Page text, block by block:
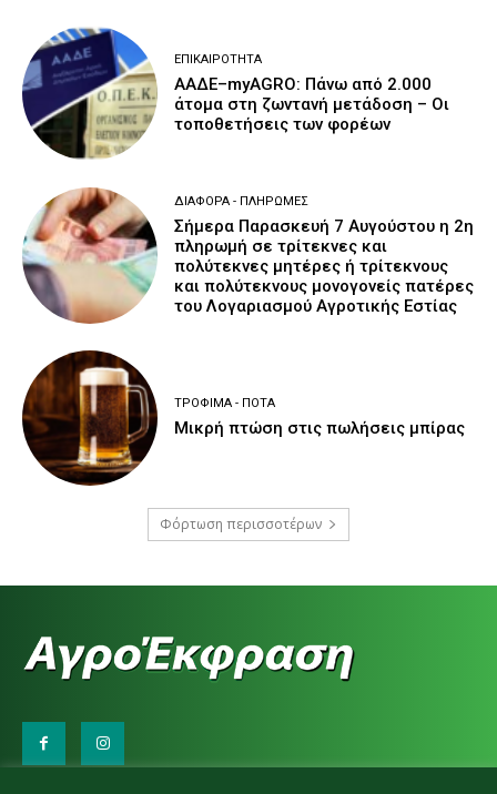
ΕΠΙΚΑΙΡΌΤΗΤΑ
ΑΑΔΕ–myAGRO: Πάνω από 2.000
άτομα στη ζωντανή μετάδοση – Οι
τοποθετήσεις των φορέων
ΔΙΆΦΟΡΑ - ΠΛΗΡΩΜΈΣ
Σήμερα Παρασκευή 7 Αυγούστου η 2η
πληρωμή σε τρίτεκνες και
πολύτεκνες μητέρες ή τρίτεκνους
και πολύτεκνους μονογονείς πατέρες
του Λογαριασμού Αγροτικής Εστίας
ΤΡΌΦΙΜΑ - ΠΟΤΆ
Μικρή πτώση στις πωλήσεις μπίρας
Φόρτωση περισσοτέρων